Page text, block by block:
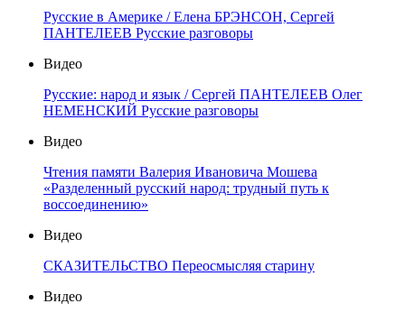
Русские в Америке / Елена БРЭНСОН, Сергей
ПАНТЕЛЕЕВ Русские разговоры
Видео
Русские: народ и язык / Сергей ПАНТЕЛЕЕВ Олег
НЕМЕНСКИЙ Русские разговоры
Видео
Чтения памяти Валерия Ивановича Мошева
«Разделенный русский народ: трудный путь к
воссоединению»
Видео
СКАЗИТЕЛЬСТВО Переосмысляя старину
Видео